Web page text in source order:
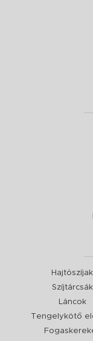
Hajtószíjak
Szíjtárcsák
Láncok
Tengelykötő